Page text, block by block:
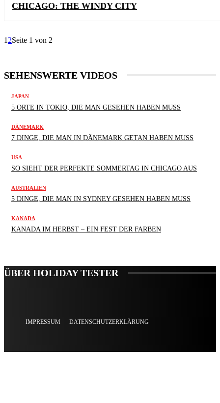
CHICAGO: THE WINDY CITY
1 2Seite 1 von 2
SEHENSWERTE VIDEOS
JAPAN
5 ORTE IN TOKIO, DIE MAN GESEHEN HABEN MUSS
DÄNEMARK
7 DINGE, DIE MAN IN DÄNEMARK GETAN HABEN MUSS
USA
SO SIEHT DER PERFEKTE SOMMERTAG IN CHICAGO AUS
AUSTRALIEN
5 DINGE, DIE MAN IN SYDNEY GESEHEN HABEN MUSS
KANADA
KANADA IM HERBST – EIN FEST DER FARBEN
ÜBER HOLIDAY TESTER
IMPRESSUM DATENSCHUTZERKLÄRUNG